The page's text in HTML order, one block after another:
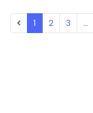
1 2 3 ...